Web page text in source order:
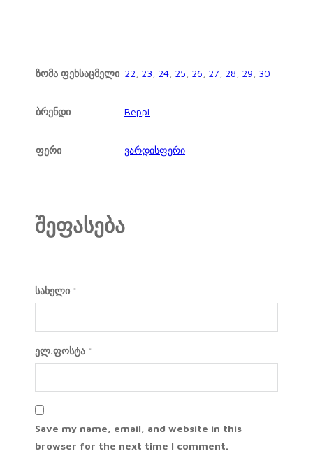
ზომა ფეხსაცმელი 22 23 24 25 26 27 28 29 30
ბრენდი Beppi
ფერი ვარდისფერი
შეფასება
სახელი *
ელ.ფოსტა *
Save my name, email, and website in this
browser for the next time I comment.